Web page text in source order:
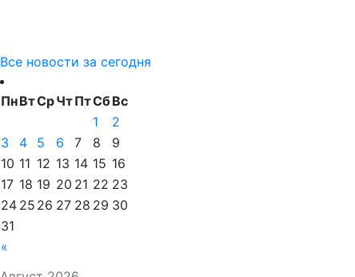
Все новости за сегодня
ПнВтСрЧтПтСбВс
«
1
2
3
4 5 6 7 8
9
10 11 12 13 14 15 16
17 18 19 20 21 22 23
24 25 26 27 28 29 30
31